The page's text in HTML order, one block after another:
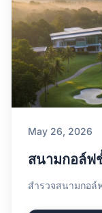
May 26, 2026
สนามกอล์ฟ
สำรวจสนามกอล์